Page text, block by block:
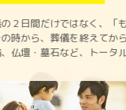
儀の２日間だけではなく、
その時から、葬儀を終えて
備、仏壇・墓石など、トー